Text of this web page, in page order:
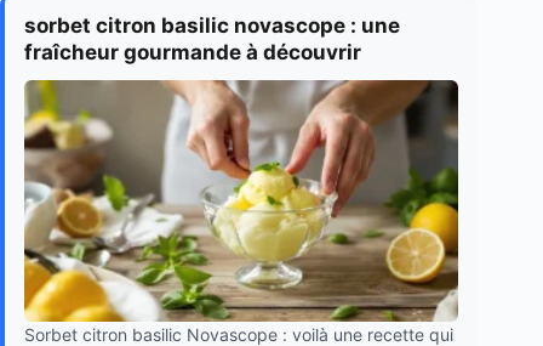
sorbet citron basilic novascope : une
fraîcheur gourmande à découvrir
Sorbet citron basilic Novascope : voilà une recette qui